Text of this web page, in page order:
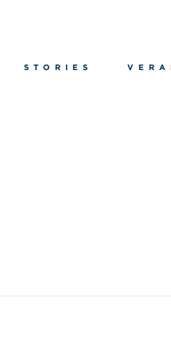
STORIES